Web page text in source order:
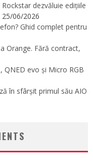
dezvăluie edițiile
25/06/2026
Ghid complet pentru
Orange. Fără contract,
QNED evo și Micro RGB
în sfârșit primul său AIO